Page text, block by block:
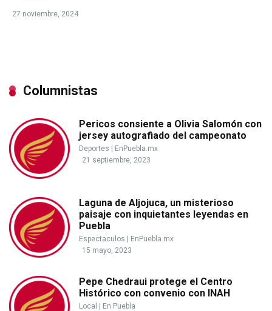
27 noviembre, 2024
Columnistas
Pericos consiente a Olivia Salomón con
jersey autografiado del campeonato
Deportes | EnPuebla.mx
21 septiembre, 2023
Laguna de Aljojuca, un misterioso
paisaje con inquietantes leyendas en
Puebla
Espectaculos | EnPuebla.mx
15 mayo, 2023
Pepe Chedraui protege el Centro
Histórico con convenio con INAH
Local | En Puebla